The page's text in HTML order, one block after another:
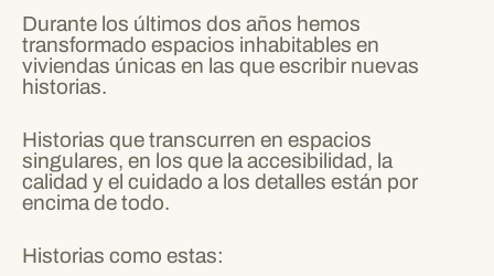
Durante los últimos dos años hemos
transformado espacios inhabitables en
viviendas únicas en las que escribir nuevas
historias.
Historias que transcurren en espacios
singulares, en los que la accesibilidad, la
calidad y el cuidado a los detalles están por
encima de todo.
Historias como estas: